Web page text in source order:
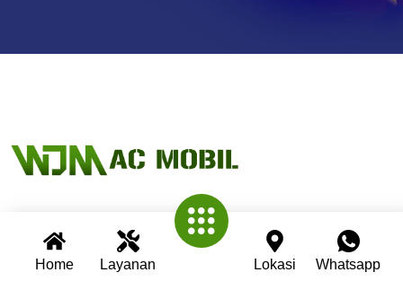
Home Layanan Lokasi Whatsapp
Wijaya AC Mobil adalah bengkel spesialis AC mobil yang
telah berpengalaman lebih dari 30 tahun. Kami berkomitmen